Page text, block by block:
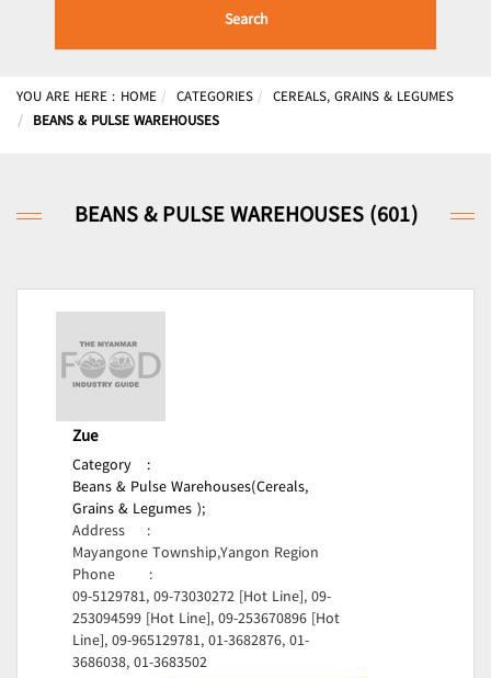
Search
YOU ARE HERE : HOME CATEGORIES
CEREALS, GRAINS & LEGUMES
BEANS & PULSE WAREHOUSES
BEANS & PULSE WAREHOUSES (601)
Zue
Category
:
Beans & Pulse Warehouses(Cereals,
Grains & Legumes );
Address
:
Mayangone Township,Yangon Region
Phone
:
09-5129781, 09-73030272 [Hot Line], 09-
253094599 [Hot Line], 09-253670896 [Hot
Line], 09-965129781, 01-3682876, 01-
3686038, 01-3683502